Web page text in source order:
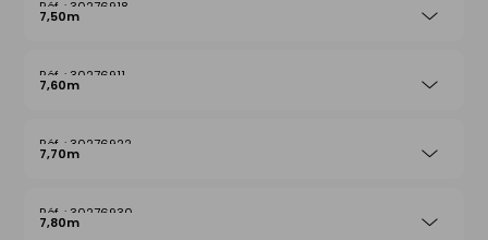
30276918
7,50m
30276911
7,60m
30276922
7,70m
30276930
7,80m